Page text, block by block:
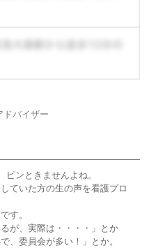
ドバイザー
ピンときませんよね。
ていた方の生の声を看護プロ
す。
が、実際は・・・・」とか
、委員会が多い！」とか。